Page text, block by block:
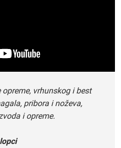
vrhunskog i best
pribora i noževa,
i opreme.